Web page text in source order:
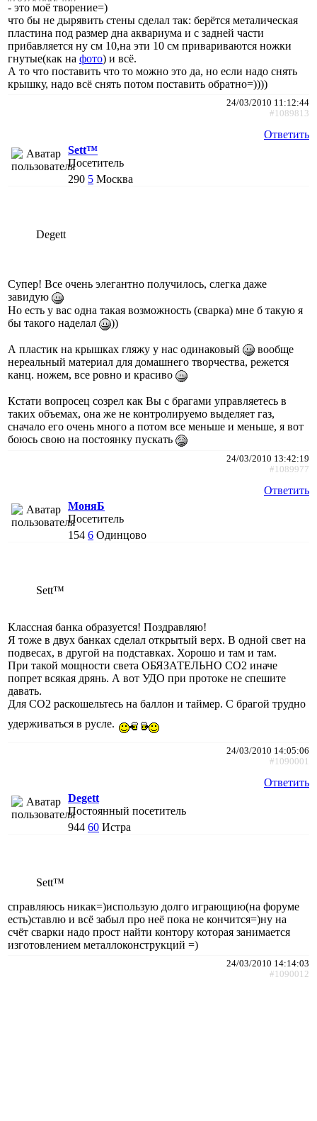
- это моё творение=)
что бы не дырявить стены сделал так: берётся металическая
пластина под размер дна аквариума и с задней части
прибавляется ну см 10,на эти 10 см привариваются ножки
гнутые(как на фото) и всё.
А то что поставить что то можно это да, но если надо снять
крышку, надо всё снять потом поставить обратно=))))
24/03/2010 11:12:44
#1089813
Ответить
Sett™
Посетитель
290 5 Москва
Degett
Супер! Все очень элегантно получилось, слегка даже
завидую
Но есть у вас одна такая возможность (сварка) мне б такую я
бы такого наделал
))
А пластик на крышках гляжу у нас одинаковый
вообще
нереальный материал для домашнего творчества, режется
канц. ножем, все ровно и красиво
Кстати вопросец созрел как Вы с брагами управляетесь в
таких объемах, она же не контролируемо выделяет газ,
сначало его очень много а потом все меньше и меньше, я вот
боюсь свою на постоянку пускать
24/03/2010 13:42:19
#1089977
Ответить
МоняБ
Посетитель
154 6 Одинцово
Sett™
Классная банка образуется! Поздравляю!
Я тоже в двух банках сделал открытый верх. В одной свет на
подвесах, в другой на подставках. Хорошо и там и там.
При такой мощности света ОБЯЗАТЕЛЬНО СО2 иначе
попрет всякая дрянь. А вот УДО при протоке не спешите
давать.
Для СО2 раскошельтесь на баллон и таймер. С брагой трудно
удерживаться в русле.
24/03/2010 14:05:06
#1090001
Ответить
Degett
Постоянный посетитель
944 60 Истра
Sett™
справляюсь никак=)использую долго играющию(на форуме
есть)ставлю и всё забыл про неё пока не кончится=)ну на
счёт сварки надо прост найти контору которая занимается
изготовлением металлоконструкций =)
24/03/2010 14:14:03
#1090012